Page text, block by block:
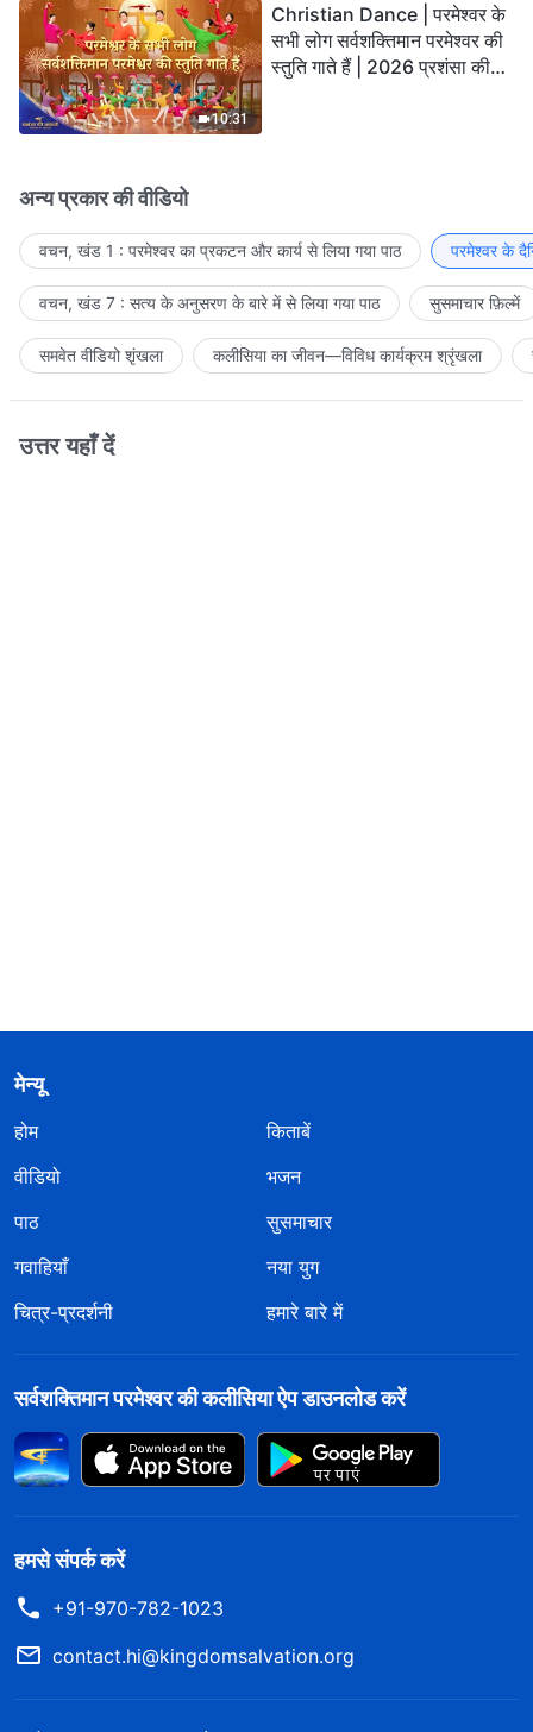
10:31
Christian Dance | परमेश्वर के
सभी लोग सर्वशक्तिमान परमेश्वर की
स्तुति गाते हैं | 2026 प्रशंसा की
अन्य प्रकार की वीडियो
वचन, खंड 1 : परमेश्वर का प्रकटन और कार्य से लिया गया पाठ परमेश्वर के
वचन, खंड 7 : सत्य के अनुसरण के बारे में से लिया गया पाठ सुसमाचार फ़िल्में
समवेत वीडियो शृंखला कलीसिया का जीवन—विविध कार्यक्रम श्रृंखला
उत्तर यहाँ दें
मेन्यू
होम
किताबें
वीडियो
भजन
पाठ
सुसमाचार
गवाहियाँ
नया युग
चित्र-प्रदर्शनी
हमारे बारे में
सर्वशक्तिमान परमेश्वर की कलीसिया ऐप डाउनलोड करें
हमसे संपर्क करें
+91-970-782-1023
contact.hi@kingdomsalvation.org